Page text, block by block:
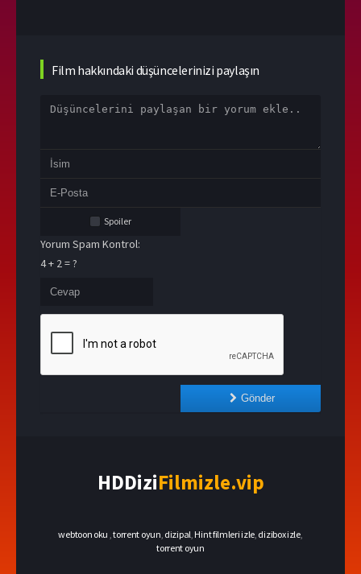
Film hakkındaki düşüncelerinizi paylaşın
Spoiler
Yorum Spam Kontrol:
4 + 2 = ?
Gönder
HDDiziFilmizle.vip
webtoon oku ,torrent oyun dizipal Hint filmleri izle dizibox izle,
torrent oyun